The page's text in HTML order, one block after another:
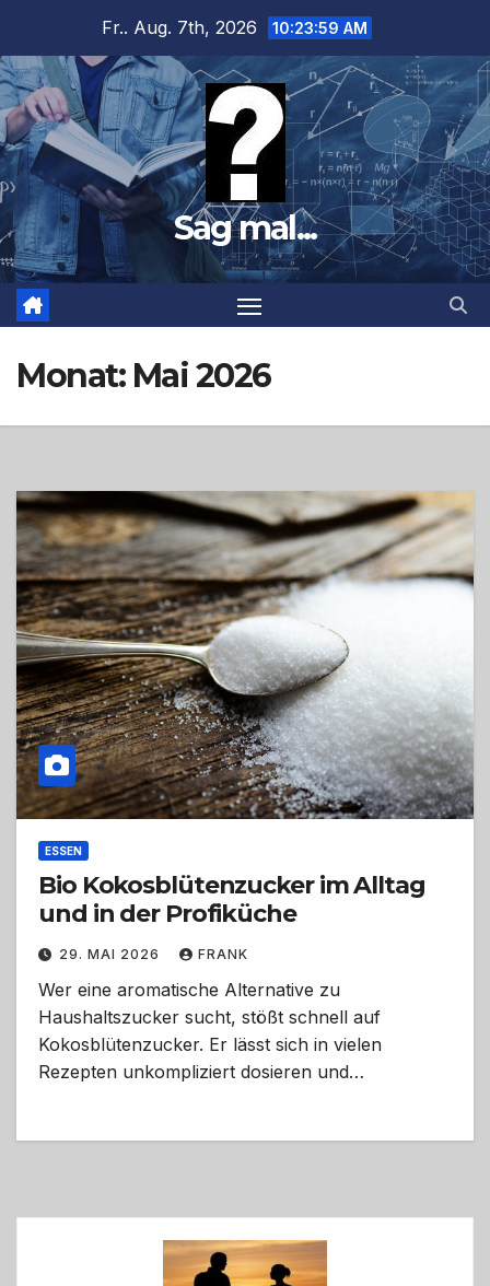
springen
Fr.. Aug. 7th, 2026 10:24:00 AM
Sag mal...
Monat: Mai 2026
ESSEN
Bio Kokosblütenzucker im Alltag
und in der Profiküche
29. MAI 2026 FRANK
Wer eine aromatische Alternative zu
Haushaltszucker sucht, stößt schnell auf
Kokosblütenzucker. Er lässt sich in vielen
Rezepten unkompliziert dosieren und…